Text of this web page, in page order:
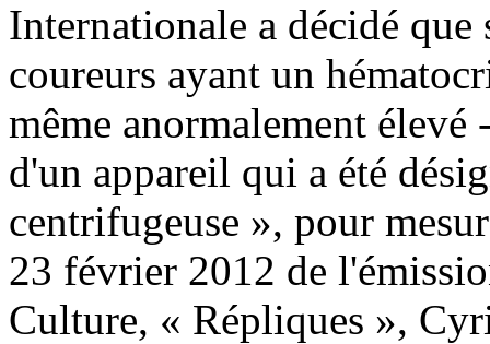
Internationale a décidé
coureurs ayant un
même anormalement élevé
d'un appareil qui a été
centrifugeuse », pour
23 février 2012 de
Culture, « Répliques »,